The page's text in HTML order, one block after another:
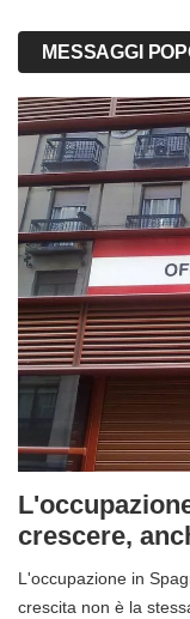
MESSAGGI
crescere,
L'occupazione in
crescita non è la